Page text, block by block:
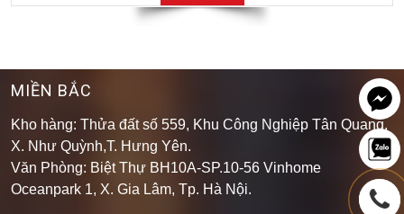
MIỀN BẮC
Kho hàng: Thửa đất số 559, Khu Công Nghiệp Tân Quang,
X. Như Quỳnh,T. Hưng Yên.
Văn Phòng: Biệt Thự BH10A-SP.10-56 Vinhome
Oceanpark 1, X. Gia Lâm, Tp. Hà Nội.